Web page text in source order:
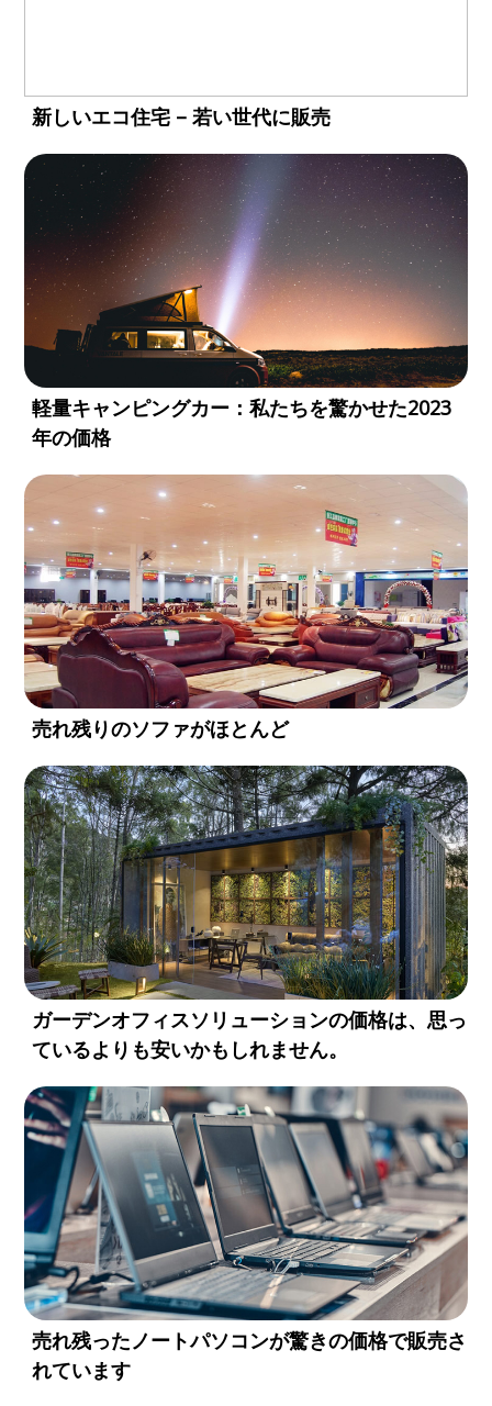
新しいエコ住宅 – 若い世代に販売
軽量キャンピングカー：私たちを驚かせた2023
年の価格
売れ残りのソファがほとんど
ガーデンオフィスソリューションの価格は、思っ
ているよりも安いかもしれません。
売れ残ったノートパソコンが驚きの価格で販売さ
れています